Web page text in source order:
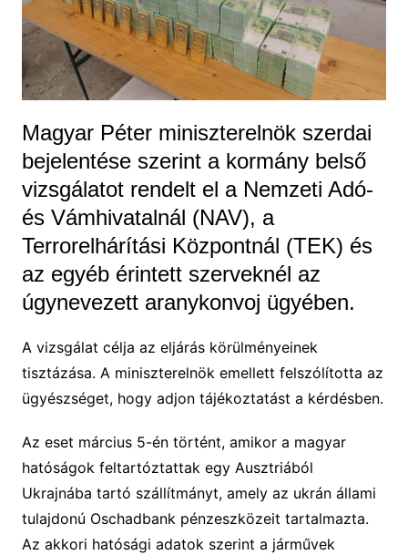
Magyar Péter miniszterelnök szerdai
bejelentése szerint a kormány belső
vizsgálatot rendelt el a Nemzeti Adó-
és Vámhivatalnál (NAV), a
Terrorelhárítási Központnál (TEK) és
az egyéb érintett szerveknél az
úgynevezett aranykonvoj ügyében.
A vizsgálat célja az eljárás körülményeinek
tisztázása. A miniszterelnök emellett felszólította az
ügyészséget, hogy adjon tájékoztatást a kérdésben.
Az eset március 5-én történt, amikor a magyar
hatóságok feltartóztattak egy Ausztriából
Ukrajnába tartó szállítmányt, amely az ukrán állami
tulajdonú Oschadbank pénzeszközeit tartalmazta.
Az akkori hatósági adatok szerint a járművek